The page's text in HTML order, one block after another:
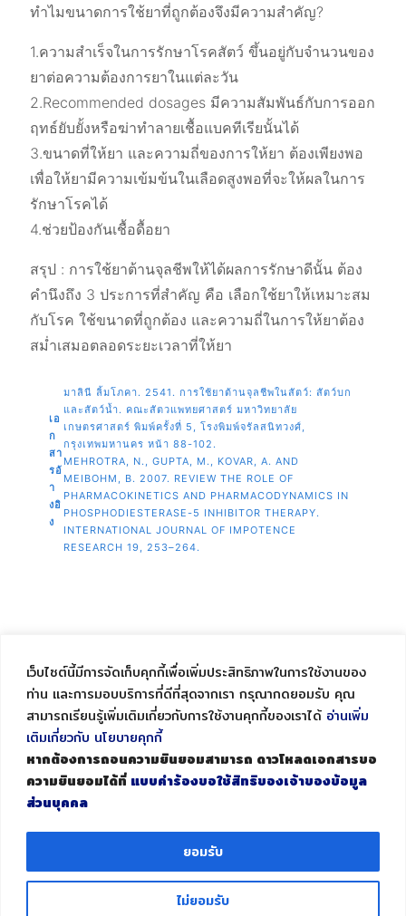
เว็บไซต์นี้มีการจัดเก็บคุกกี้เพื่อเพิ่มประสิทธิภาพในการใช้งานของ
ท่าน และการมอบบริการที่ดีที่สุดจากเรา กรุณากดยอมรับ คุณ
สามารถเรียนรู้เพิ่มเติมเกี่ยวกับการใช้งานคุกกี้ของเราได้ อ่านเพิ่ม
เติมเกี่ยวกับ นโยบายคุกกี้
หากต้องการถอนความยินยอมสามารถ ดาวโหลดเอกสารขอ
ความยินยอมได้ที่ แบบคำร้องขอใช้สิทธิของเจ้าของข้อมูล
ส่วนบุคคล
ไม่ยอมรับ
ยอมรับ
ทำไมขนาดการใช้ยาที่ถูกต้องจึงมีความสำคัญ?
1.ความสำเร็จในการรักษาโรคสัตว์ ขึ้นอยู่กับจำนวนของ
ยาต่อความต้องการยาในแต่ละวัน
2.Recommended dosages มีความสัมพันธ์กับการออก
ฤทธ์ยับยั้งหรือฆ่าทำลายเชื้อแบคทีเรียนั้นได้
3.ขนาดที่ให้ยา และความถี่ของการให้ยา ต้องเพียงพอ
เพื่อให้ยามีความเข้มข้นในเลือดสูงพอที่จะให้ผลในการ
รักษาโรคได้
4.ช่วยป้องกันเชื้อดื้อยา
สรุป : การใช้ยาต้านจุลชีพให้ได้ผลการรักษาดีนั้น ต้อง
คำนึงถึง 3 ประการที่สำคัญ คือ เลือกใช้ยาให้เหมาะสม
กับโรค ใช้ขนาดที่ถูกต้อง และความถี่ในการให้ยาต้อง
สม่ำเสมอตลอดระยะเวลาที่ให้ยา
เอ
ก
สา
รอ้
า
งอิ
ง
มาลินี ลิ้มโภคา. 2541. การใช้ยาต้านจุลชีพในสัตว์: สัตว์บก
และสัตว์น้ำ. คณะสัตวแพทยศาสตร์ มหาวิทยาลัย
เกษตรศาสตร์ พิมพ์ครั้งที่ 5, โรงพิมพ์จรัลสนิทวงศ์,
กรุงเทพมหานคร หน้า 88-102.
MEHROTRA, N., GUPTA, M., KOVAR, A. AND
MEIBOHM, B. 2007. REVIEW THE ROLE OF
PHARMACOKINETICS AND PHARMACODYNAMICS IN
PHOSPHODIESTERASE-5 INHIBITOR THERAPY.
INTERNATIONAL JOURNAL OF IMPOTENCE
RESEARCH 19, 253–264.
333/12-13 Moo 9, Bangbuathong-Suphanburi RD.,
Tel. (662) 964 4912-4 Fax. (662) 964 4915
office@pharmatech.co.th